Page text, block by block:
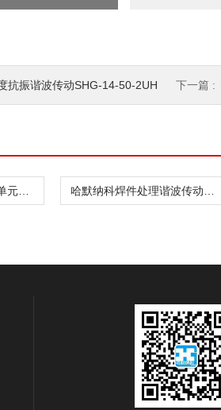
抗振谐波传动SHG-14-50-2UH 下一篇 :